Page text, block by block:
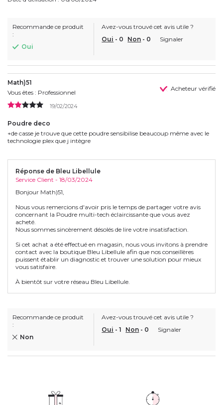
Recommande ce produit
:
Oui
Avez-vous trouvé cet avis utile ?
Oui - 0 Non - 0 Signaler
Math)51
Vous êtes : Professionnel
Acheteur vérifié
19/02/2024
Poudre deco
+de casse je trouve que cette poudre sensibilise beaucoup même avec le
technologie plex que j intègre
Réponse de Bleu Libellule
Service Client - 18/03/2024
Bonjour Math)51,
Nous vous remercions d'avoir pris le temps de partager votre avis
concernant la Poudre multi-tech éclaircissante que vous avez
acheté.
Nous sommes sincèrement désolés de lire votre insatisfaction.
Si cet achat a été effectué en magasin, nous vous invitons à prendre
contact avec la boutique Bleu Libellule afin que nos conseillères
puissent établir un diagnostic et trouver une solution pour mieux
vous satisfaire.
À bientôt sur votre réseau Bleu Libellule.
Recommande ce produit
:
Non
Avez-vous trouvé cet avis utile ?
Oui -1 Non - 0 Signaler